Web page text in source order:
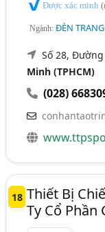
Được xác minh
Ngành:ĐÈN
Số 28,
Minh (TPHCM)
(028)
18 Thiết Bị
Ty Cổ Phần